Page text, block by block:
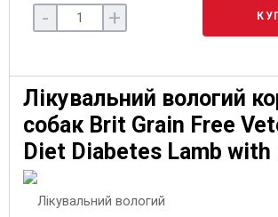
- +
Лікувальний вологий
собак Brit Grain Free
Diet Diabetes Lamb with